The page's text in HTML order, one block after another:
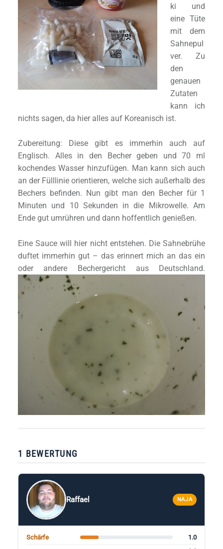
ki und
eine Tüte
mit dem
Sahnepul
ver. Zu
den
genauen
Zutaten
kann ich
nichts sagen, da hier alles auf Koreanisch ist.
Zubereitung: Diese gibt es immerhin auch auf
Englisch. Alles in den Becher geben und 70 ml
kochendes Wasser hinzufügen. Man kann sich auch
an der Fülllinie orientieren, welche sich außerhalb des
Bechers befinden. Nun gibt man den Becher für 1
Minuten und 10 Sekunden in die Mikrowelle. Am
Ende gut umrühren und dann hoffentlich genießen.
Eine Sauce will hier nicht entstehen. Die Sahnebrühe
duftet immerhin gut – das erinnert mich an das ein
oder andere Bechergericht aus Deutschland.
1 BEWERTUNG
Raffael NAJA
Schärfe
1.0